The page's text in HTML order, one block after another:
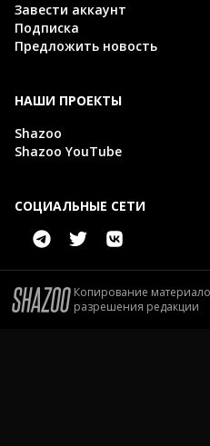
Завести аккаунт
Подписка
Предложить новость
НАШИ ПРОЕКТЫ
Shazoo
Shazoo YouTube
СОЦИАЛЬНЫЕ СЕТИ
Копирование
разрешения редакции